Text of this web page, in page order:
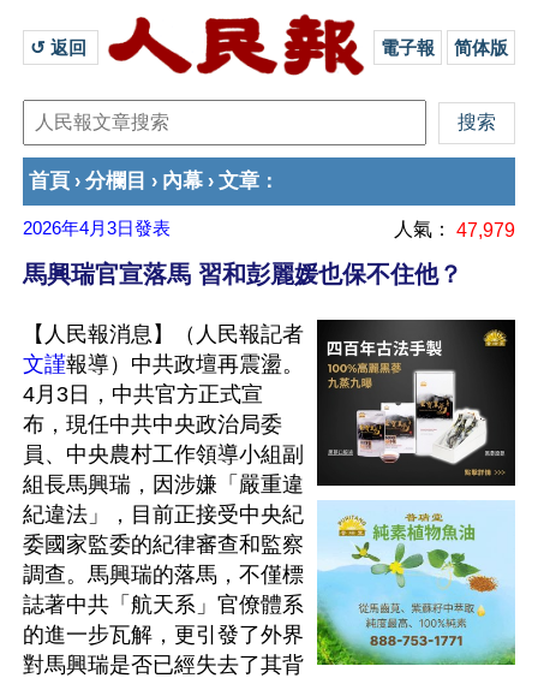
↺ 返回 電子報 简体版
首頁 › 分欄目 › 內幕 › 文章 ：
2026年4月3日發表 人氣： 47,979
馬興瑞官宣落馬 習和彭麗媛也保不住他？
【人民報消息】（人民報記者
文謹報導）中共政壇再震盪。
4月3日，中共官方正式宣
布，現任中共中央政治局委
員、中央農村工作領導小組副
組長馬興瑞，因涉嫌「嚴重違
紀違法」，目前正接受中央紀
委國家監委的紀律審查和監察
調查。馬興瑞的落馬，不僅標
誌著中共「航天系」官僚體系
的進一步瓦解，更引發了外界
對馬興瑞是否已經失去了其背